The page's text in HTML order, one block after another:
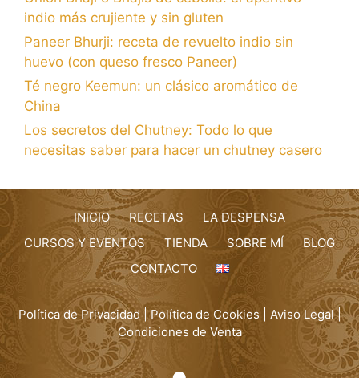
indio más crujiente y sin gluten
Paneer Bhurji: receta de revuelto indio sin
huevo (con queso fresco Paneer)
Té negro Keemun: un clásico aromático de
China
Los secretos del Chutney: Todo lo que
necesitas saber para hacer un chutney casero
INICIO RECETAS
LA DESPENSA
CURSOS Y EVENTOS
TIENDA SOBRE MÍ
BLOG
CONTACTO
Política de Privacidad|Política de Cookies Aviso Legal|
Condiciones de Venta